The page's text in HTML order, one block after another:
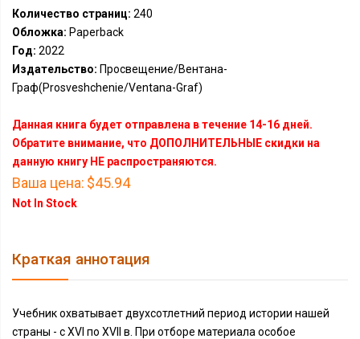
Количество страниц: 240
Обложка: Paperback
Год: 2022
Издательство: Просвещение/Вентана-
Граф(Prosveshchenie/Ventana-Graf)
Данная книга будет отправлена в течение 14-16 дней.
Обратите внимание, что ДОПОЛНИТЕЛЬНЫЕ скидки на
данную книгу НЕ распространяются.
Ваша цена: $45.94
Not In Stock
Краткая аннотация
Учебник охватывает двухсотлетний период истории нашей
страны - с XVI по XVII в. При отборе материала особое